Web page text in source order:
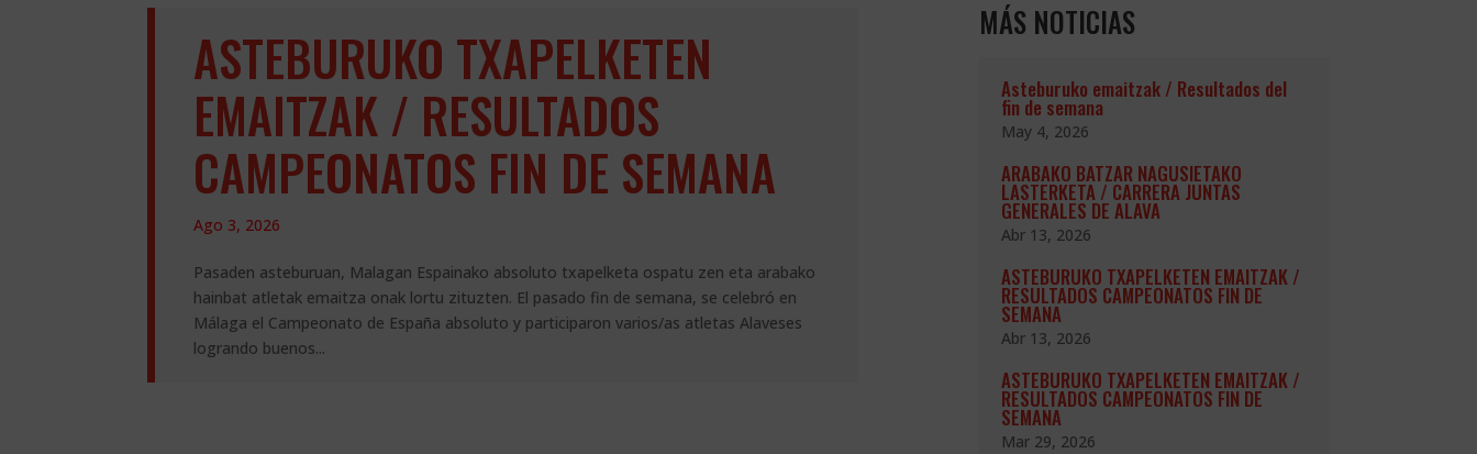
ASTEBURUKO TXAPELKETEN
EMAITZAK / RESULTADOS
CAMPEONATOS FIN DE SEMANA
Ago 3, 2026
Pasaden asteburuan, Malagan Espainako absoluto txapelketa ospatu zen eta arabako
hainbat atletak emaitza onak lortu zituzten. El pasado fin de semana, se celebró en
Málaga el Campeonato de España absoluto y participaron varios/as atletas Alaveses
logrando buenos...
MÁS NOTICIAS
Asteburuko emaitzak / Resultados del
fin de semana
May 4, 2026
ARABAKO BATZAR NAGUSIETAKO
LASTERKETA / CARRERA JUNTAS
GENERALES DE ALAVA
Abr 13, 2026
ASTEBURUKO TXAPELKETEN EMAITZAK /
RESULTADOS CAMPEONATOS FIN DE
SEMANA
Abr 13, 2026
ASTEBURUKO TXAPELKETEN EMAITZAK /
RESULTADOS CAMPEONATOS FIN DE
SEMANA
Mar 29, 2026